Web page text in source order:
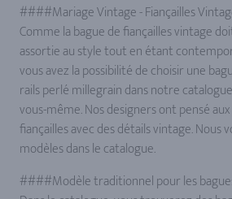
####Mariage Vintage - Fiançailles
Comme la bague de fiançailles vintage
assortie au style tout en étant
vous avez la possibilité de choisir une
rails perlé millegrain dans notre
vous-même. Nos designers ont pensé
fiançailles avec des détails vintage. Nous
modèles dans le catalogue.
####Modèle traditionnel pour les